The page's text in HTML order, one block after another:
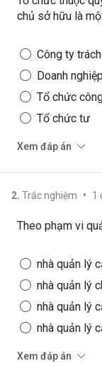
chủ sở hữu là
Công ty
Doanh
Tổ chức
Tổ chức tư
Xem đáp án
2. Trắc nghiệm • 1
Theo phạm vi
nhà quản lý
nhà quản lý
nhà quản lý
nhà quản lý
Xem đáp án